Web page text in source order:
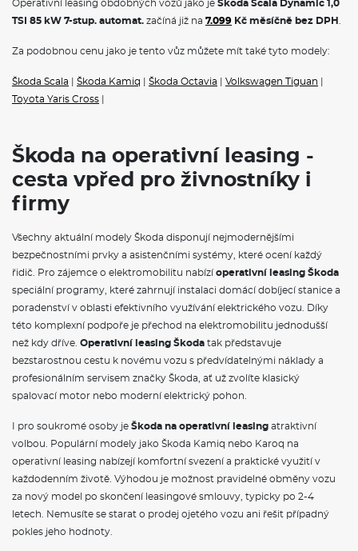
podnikatele, firmy i soukromé osoby. Tento moderní způsob
koupě.Škoda na operativní leasingnabízí kompletní portfolio
modelů, od městského vozítka Fabia přes prostorný Octavia
měsíční splátce jsou obvykle zahrnuty veškeré servisní náklady,
pojištění i pravidelná údržba, což vám umožní přesně plánovat
výdaje spojené s provozem vozidla.
Klimatizace
Operativní leasing obdobných vozů jako je Škoda Scala Dynamic 1,0
TSI 85 kW 7-stup. automat. začíná již na 7.099 Kč měsíčně bez DPH
Za podobnou cenu jako je tento vůz můžete mít také tyto modely:
Škoda Scala Škoda Kamiq Škoda Octavia Volkswagen Tiguan
Toyota Yaris Cross
Škoda na operativní leasing -
cesta vpřed pro živnostníky i
firmy
Všechny aktuální modely Škoda disponují nejmodernějšími
bezpečnostními prvky a asistenčními systémy, které ocení každý
řidič. Pro zájemce o elektromobilitu nabízíoperativní leasing Škoda
speciální programy, které zahrnují instalaci domácí dobíjecí stanice a
poradenství v oblasti efektivního využívání elektrického vozu. Díky
této komplexní podpoře je přechod na elektromobilitu jednodušší
než kdy dříve. Operativní leasing Škoda tak představuje
bezstarostnou cestu k novému vozu s předvídatelnými náklady a
profesionálním servisem značky Škoda, ať už zvolíte klasický
spalovací motor nebo moderní elektrický pohon.
I pro soukromé osoby je Škoda na operativní leasing atraktivní
volbou. Populární modely jako Škoda Kamiq nebo Karoq na
operativní leasing nabízejí komfortní svezení a praktické využití v
každodenním životě. Výhodou je možnost pravidelné obměny vozu
za nový model po skončení leasingové smlouvy, typicky po 2-4
letech. Nemusíte se starat o prodej ojetého vozu ani řešit případný
pokles jeho hodnoty.